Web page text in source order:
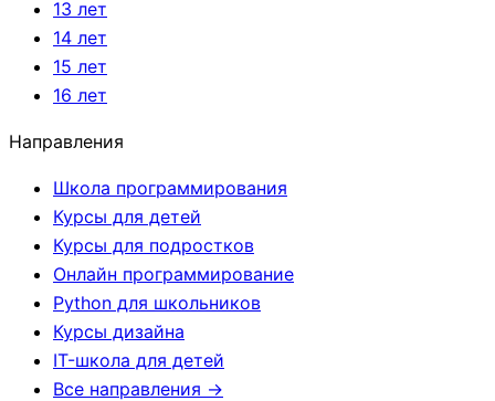
13 лет
14 лет
15 лет
16 лет
Направления
Школа программирования
Курсы для детей
Курсы для подростков
Онлайн программирование
Python для школьников
Курсы дизайна
IT-школа для детей
Все направления →